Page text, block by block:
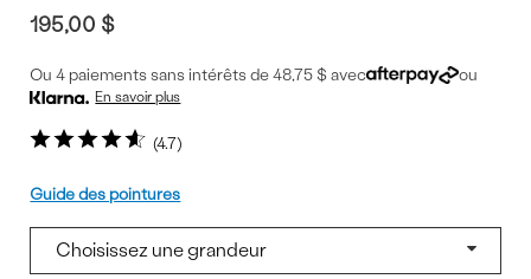
4.7
195,00 $
Ou 4 paiements sans intérêts de 48,75 $ avec ou
En savoir plus
Pointure
Guide des pointures